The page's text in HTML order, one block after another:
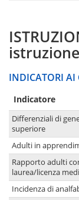
istruzione
INDICATORI AI
Indicatore
Differenziali di
superiore
Adulti in
Rapporto adulti
laurea/licenza
Incidenza di